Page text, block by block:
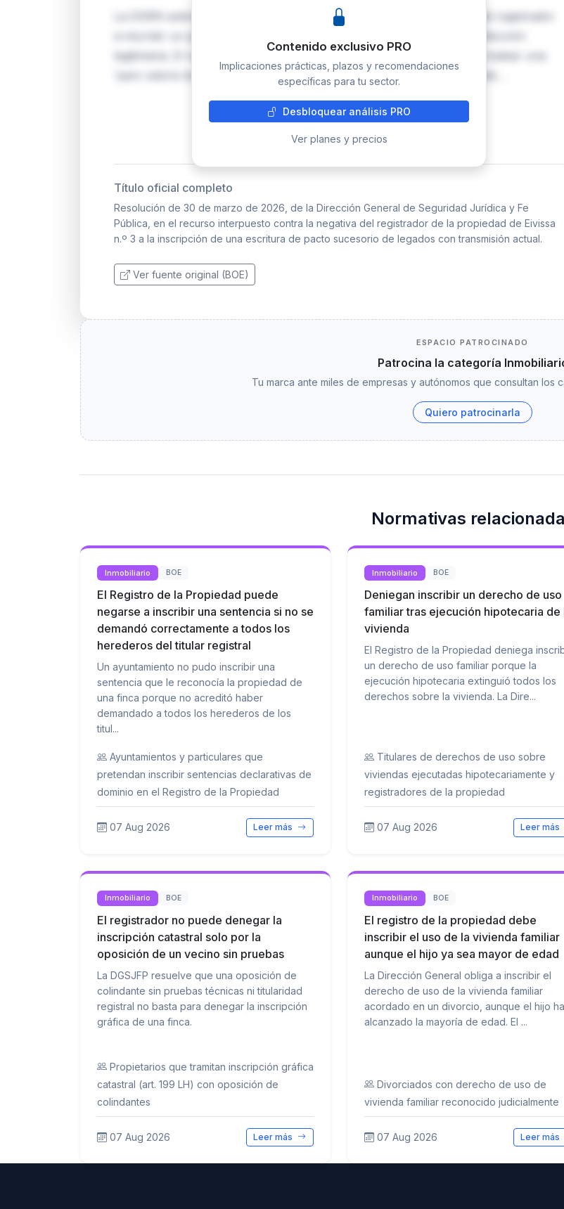
La DGRN estima el recurso del notario de Eivissa contra la negativa del registrador
a inscribir un pacto sucesorio de legados con transmisión actual sin afección
legitimaria. El registrador exigía aplicar el art. 15 LH por ser la legítima balear una
'pars valoris bonorum' con afección real sobre todos los bienes heredi…
Contenido exclusivo PRO
Implicaciones prácticas, plazos y recomendaciones
específicas para tu sector.
Desbloquear análisis PRO
Ver planes y precios
Título oficial completo
Resolución de 30 de marzo de 2026, de la Dirección General de Seguridad Jurídica y Fe
Pública, en el recurso interpuesto contra la negativa del registrador de la propiedad de Eivissa
n.º 3 a la inscripción de una escritura de pacto sucesorio de legados con transmisión actual.
Ver fuente original (BOE)
ESPACIO PATROCINADO
Patrocina la categoría
Tu marca ante miles de empresas y autónomos que consultan los
Quiero patrocinarla
Normativas
Inmobiliario BOE
El Registro de la Propiedad puede
negarse a inscribir una sentencia si no se
demandó correctamente a todos los
herederos del titular registral
Un ayuntamiento no pudo inscribir una
sentencia que le reconocía la propiedad de
una finca porque no acreditó haber
demandado a todos los herederos de los
titul...
Ayuntamientos y particulares que
pretendan inscribir sentencias declarativas de
dominio en el Registro de la Propiedad
07 Aug 2026 Leer más
Inmobiliario BOE
Deniegan inscribir un derecho de uso
familiar tras ejecución hipotecaria de
vivienda
El Registro de la Propiedad deniega
un derecho de uso familiar porque la
ejecución hipotecaria extinguió todos los
derechos sobre la vivienda. La Dire...
Titulares de derechos de uso sobre
viviendas ejecutadas hipotecariamente y
registradores de la propiedad
07 Aug 2026 Leer más
Inmobiliario BOE
El registrador no puede denegar la
inscripción catastral solo por la
oposición de un vecino sin pruebas
La DGSJFP resuelve que una oposición de
colindante sin pruebas técnicas ni titularidad
registral no basta para denegar la inscripción
gráfica de una finca.
Propietarios que tramitan inscripción gráfica
catastral (art. 199 LH) con oposición de
colindantes
07 Aug 2026 Leer más
Inmobiliario BOE
El registro de la propiedad debe
inscribir el uso de la vivienda familiar
aunque el hijo ya sea mayor de edad
La Dirección General obliga a inscribir el
derecho de uso de la vivienda familiar
acordado en un divorcio, aunque el hijo
alcanzado la mayoría de edad. El ...
Divorciados con derecho de uso de
vivienda familiar reconocido judicialmente
07 Aug 2026 Leer más